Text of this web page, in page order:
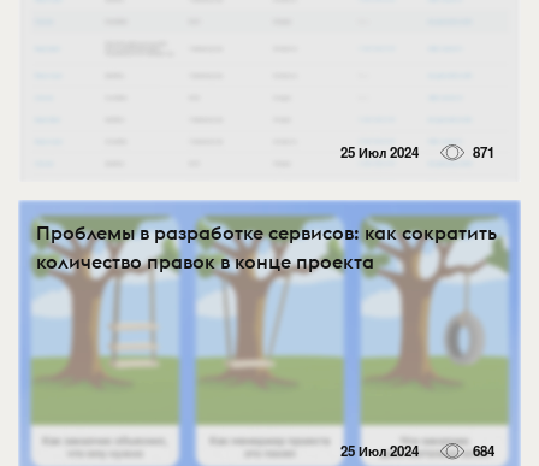
25 Июл 2024 871
Проблемы в разработке сервисов: как сократить
количество правок в конце проекта
25 Июл 2024 684